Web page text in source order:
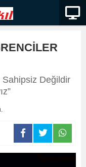
Sahipsiz Değildir